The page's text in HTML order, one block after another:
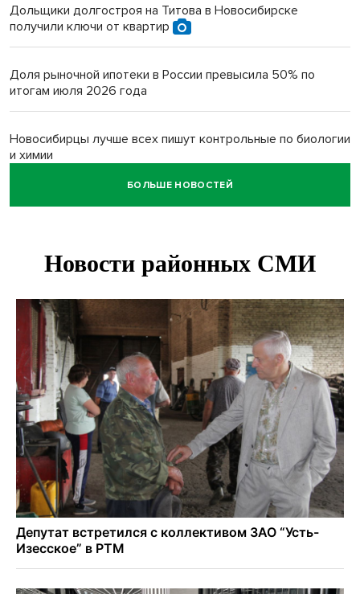
Дольщики долгостроя на Титова в Новосибирске
получили ключи от квартир
Доля рыночной ипотеки в России превысила 50% по
итогам июля 2026 года
Новосибирцы лучше всех пишут контрольные по биологии
и химии
Нейросеть для диагностики депрессии в крови создали в
Двум бойцам СВО после минно-взрывной травмы
Персидский ковер «108 шахов» впервые вывезли из музея
Востока в Новосибирск
Актриса из Новосибирска Евгения Туркова сыграла мать
в сериале «Малой»
БОЛЬШЕ НОВОСТЕЙ